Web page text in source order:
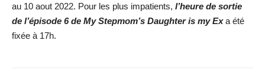
au 10 aout 2022. Pour les plus impatients, l’heure de sortie
de l’épisode 6 de My Stepmom’s Daughter is my Exa été
fixée à 17h.